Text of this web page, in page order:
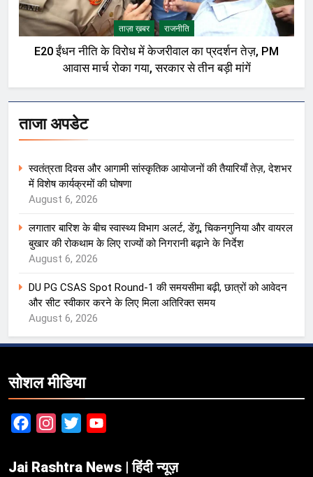
ताज़ा ख़बर राजनीति
E20 ईंधन नीति के विरोध में केजरीवाल का प्रदर्शन तेज़, PM
आवास मार्च रोका गया, सरकार से तीन बड़ी मांगें
ताजा अपडेट
स्वतंत्रता दिवस और आगामी सांस्कृतिक आयोजनों की तैयारियाँ तेज़, देशभर
में विशेष कार्यक्रमों की घोषणा
August 6, 2026
लगातार बारिश के बीच स्वास्थ्य विभाग अलर्ट, डेंगू, चिकनगुनिया और वायरल
बुखार की रोकथाम के लिए राज्यों को निगरानी बढ़ाने के निर्देश
August 6, 2026
DU PG CSAS Spot Round-1 की समयसीमा बढ़ी, छात्रों को आवेदन
और सीट स्वीकार करने के लिए मिला अतिरिक्त समय
August 6, 2026
सोशल मीडिया
FacebookInstagram
Twitter
Jai Rashtra News | हिंदी न्यूज़